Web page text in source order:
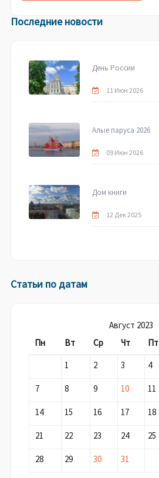
Последние новости
День России
11 Июн 2026
Алые паруса 2026
09 Июн 2026
Дом книги
12 Дек 2025
Статьи по датам
Август 2023
Пн
Вт Ср Чт Пт
1
2 3 4
7 8 9 10 11
14 15 16 17 18
21 22 23 24 25
28 29 30 31